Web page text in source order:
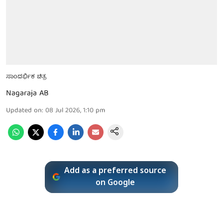
ಸಾಂದರ್ಭಿಕ ಚಿತ್ರ
Nagaraja AB
Updated on: 08 Jul 2026, 1:10 pm
Add as a preferred source
on Google